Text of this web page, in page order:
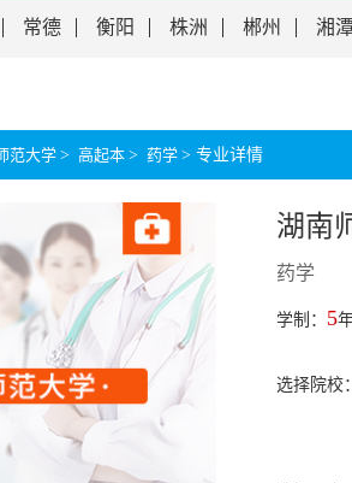
常德 衡阳 株洲 郴州 湘
范大学 > 高起本 > 药学 > 专业详情
湖南
药学
学制： 5
选择院校